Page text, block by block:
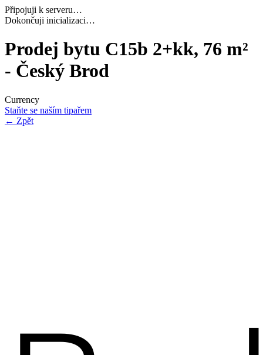
Připojuji k serveru…
Ověřuji identitu relace…
Prodej bytu C15b 2+kk, 76 m²
- Český Brod
Currency
Staňte se naším tipařem
← Zpět